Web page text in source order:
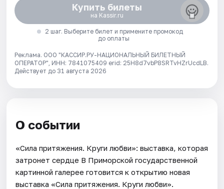
Купить билеты
на Kassir.ru
2 шаг. Выберите билет и примените промокод
до оплаты
Реклама. ООО "КАССИР.РУ-НАЦИОНАЛЬНЫЙ БИЛЕТНЫЙ
ОПЕРАТОР", ИНН: 7841075409 erid: 25H8d7vbP8SRTvHZrUcdLB.
Действует до 31 августа 2026
О событии
«Сила притяжения. Круги любви»: выставка, которая
затронет сердце В Приморской государственной
картинной галерее готовится к открытию новая
выставка «Сила притяжения. Круги любви».